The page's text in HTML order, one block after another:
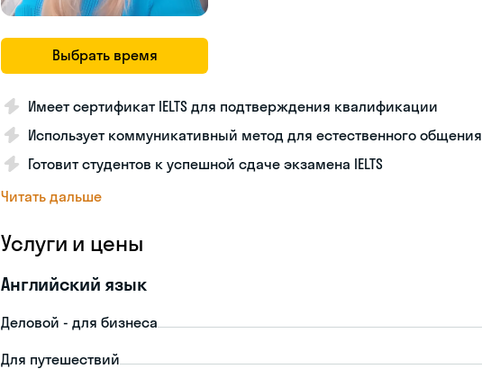
Выбрать время
Имеет сертификат IELTS для подтверждения квалификации
Использует коммуникативный метод для естественного общения
Готовит студентов к успешной сдаче экзамена IELTS
Читать дальше
Услуги и цены
Английский язык
Деловой - для бизнеса
Для путешествий